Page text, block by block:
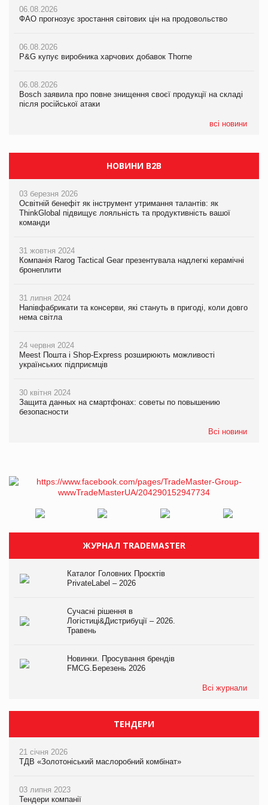
06.08.2026
ФАО прогнозує зростання світових цін на продовольство
06.08.2026
P&G купує виробника харчових добавок Thorne
06.08.2026
Bosch заявила про повне знищення своєї продукції на складі
після російської атаки
всі новини
06.08.2026
ФАО прогнозує зростання світових цін на продовольство
06.08.2026
P&G купує виробника харчових добавок Thorne
06.08.2026
Bosch заявила про повне знищення своєї продукції на складі
після російської атаки
06.08.2026
ФАО прогнозує зростання світових цін на продовольство
06.08.2026
P&G купує виробника харчових добавок Thorne
06.08.2026
Bosch заявила про повне знищення своєї продукції на складі
після російської атаки
НОВИНИ B2B
03 березня 2026
Освітній бенефіт як інструмент утримання талантів: як
ThinkGlobal підвищує лояльність та продуктивність вашої
команди
31 жовтня 2024
Компанія Rarog Tactical Gear презентувала надлегкі керамічні
бронеплити
31 липня 2024
Напівфабрикати та консерви, які стануть в пригоді, коли довго
нема світла
24 червня 2024
Meest Пошта і Shop-Express розширюють можливості
українських підприємців
30 квітня 2024
Защита данных на смартфонах: советы по повышению
безопасности
Всі новини
ЖУРНАЛ TRADEMASTER
Каталог Головних Проєктів
PrivateLabel – 2026
Сучасні рішення в
Логістиці&Дистрибуції – 2026.
Травень
Новинки. Просування брендів
FMCG.Березень 2026
Всі журнали
ТЕНДЕРИ
21 січня 2026
ТДВ «Золотоніський маслоробний комбінат»
03 липня 2023
Тендери компанії